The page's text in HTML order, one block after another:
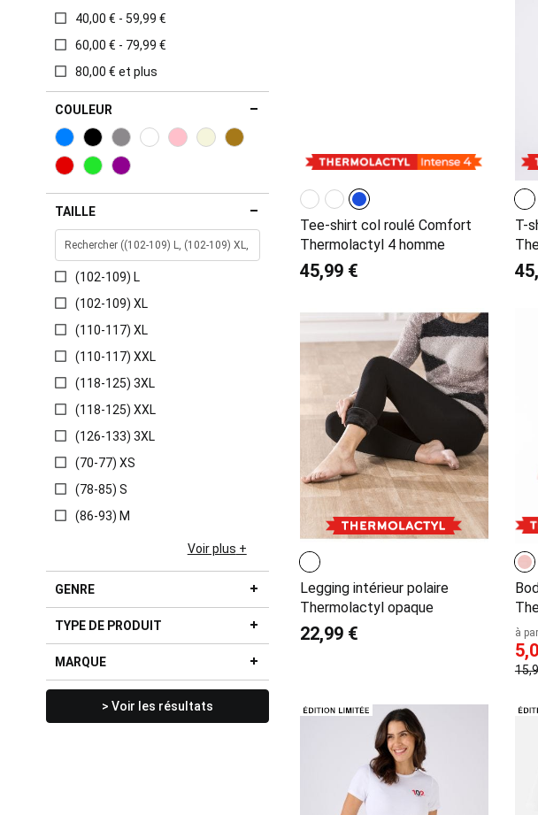
Tee-shirt col roulé Comfort
Thermolactyl 4 homme
45,99 €
T-
Legging intérieur polaire
Thermolactyl opaque
22,99 € à
40,00 € - 59,99 €
60,00 € - 79,99 €
80,00 € et plus
COULEUR
TAILLE
(102-109) L
(102-109) XL
(110-117) XL
(110-117) XXL
(118-125) 3XL
(118-125) XXL
(126-133) 3XL
(70-77) XS
(78-85) S
(86-93) M
Voir plus
GENRE
TYPE DE PRODUIT
MARQUE
> Voir les résultats